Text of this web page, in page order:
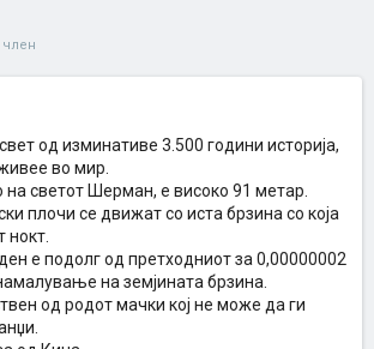
член
од изминативе 3.500 години историја,
во мир.
на светот Шерман, е високо 91 метар.
плочи се движат со иста брзина со која
нокт.
ден е подолг од претходниот за 0,00000002
на земјината брзина.
од родот мачки кој не може да ги